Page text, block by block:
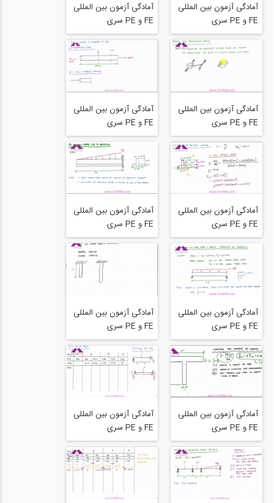
آمادگی آزمون بین المللی
FE و PE سری
structure free بخش
Pressure Vessel
Example - Mechanics
آمادگی آزمون بین المللی
FE و PE سری
structure free بخش
Power and Torsion
Introduction (2_2) -
Mechanics of
Materials
آمادگی آزمون بین المللی
FE و PE سری
structure free بخش
Power and Torsion
Introduction (1_2) -
Mechanics of
Materials
آمادگی آزمون بین المللی
FE و PE سری
structure free بخش
Poisson's Ratio
Example - Mechanics
of Materials
آمادگی آزمون بین المللی
FE و PE سری
structure free بخش
Normal Stress Due
to Bending Example
(2_2) - Mechanics of
Materials
آمادگی آزمون بین المللی
FE و PE سری
structure free بخش
Normal Stress Due
to Bending Example
(1_2) - Mechanics of
آمادگی آزمون بین المللی
FE و PE سری
structure free بخش
Normal stress and
shear stress in basic
beam design -
mechanics of
materials
آمادگی آزمون بین المللی
FE و PE سری
structure free بخش
Normal Strain -
Mechanics of
Materials
آمادگی آزمون بین المللی
FE و PE سری
structure free بخش
Moment of Inertia
Calculation
آمادگی آزمون بین المللی
FE و PE سری
structure free بخش
Moment Distribution
Method Example 3
Analysis